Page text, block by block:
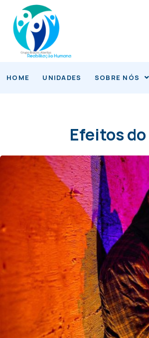
para
conteúdo
HOME UNIDADES SOBRE NÓS
Efeitos